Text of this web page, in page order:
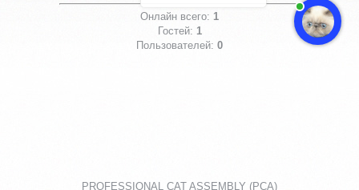
Онлайн всего: 1
Гостей: 1
Пользователей: 0
PROFESSIONAL CAT ASSEMBLY (PCA)
Введите сообщение